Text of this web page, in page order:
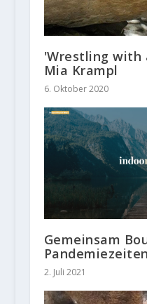
'Wrestling with
Mia Krampl
6. Oktober 2020
Gemeinsam
Pandemiezeiten
2. Juli 2021